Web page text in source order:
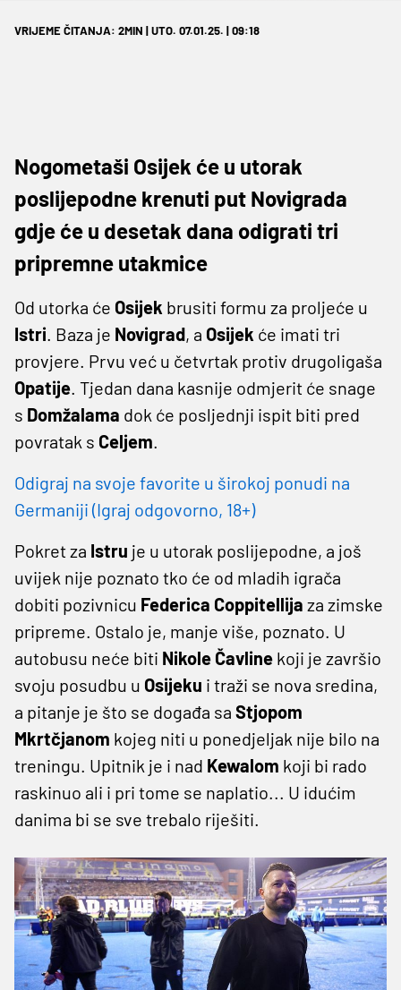
VRIJEME ČITANJA: 2MIN | UTO. 07.01.25. | 09:18
Nogometaši Osijek će u utorak
poslijepodne krenuti put Novigrada
gdje će u desetak dana odigrati tri
pripremne utakmice
Od utorka će Osijek brusiti formu za proljeće u
Istri. Baza je Novigrad, a Osijek će imati tri
provjere. Prvu već u četvrtak protiv drugoligaša
Opatije. Tjedan dana kasnije odmjerit će snage
s Domžalama dok će posljednji ispit biti pred
povratak s Celjem.
Odigraj na svoje favorite u širokoj ponudi na
Germaniji (Igraj odgovorno, 18+)
Pokret za Istru je u utorak poslijepodne, a još
uvijek nije poznato tko će od mladih igrača
dobiti pozivnicu Federica Coppitellija za zimske
pripreme. Ostalo je, manje više, poznato. U
autobusu neće biti Nikole Čavline koji je završio
svoju posudbu u Osijeku i traži se nova sredina,
a pitanje je što se događa sa Stjopom
Mkrtčjanom kojeg niti u ponedjeljak nije bilo na
treningu. Upitnik je i nad Kewalom koji bi rado
raskinuo ali i pri tome se naplatio... U idućim
danima bi se sve trebalo riješiti.